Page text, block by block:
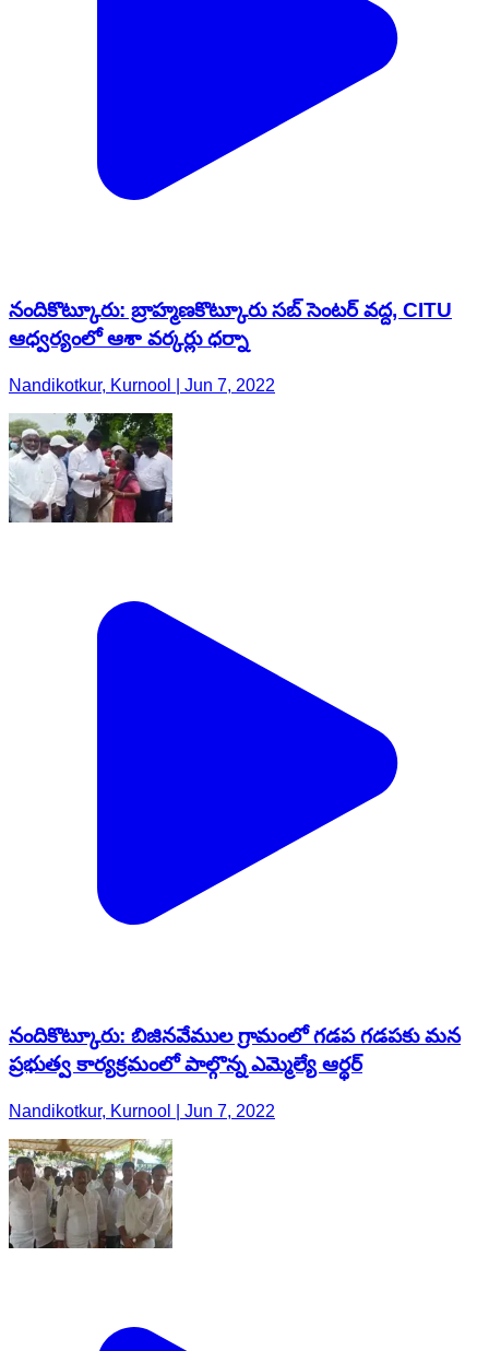
నందికొట్కూరు: బ్రాహ్మణకొట్కూరు సబ్ సెంటర్ వద్ద, CITU
ఆధ్వర్యంలో ఆశా వర్కర్లు ధర్నా
Nandikotkur, Kurnool | Jun 7, 2022
నందికొట్కూరు: బిజినవేముల గ్రామంలో గడప గడపకు మన
ప్రభుత్వ కార్యక్రమంలో పాల్గొన్న ఎమ్మెల్యే ఆర్థర్
Nandikotkur, Kurnool | Jun 7, 2022